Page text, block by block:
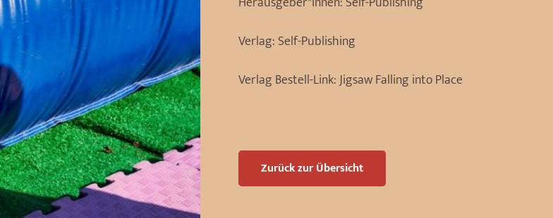
Verlag: Self-Publishing
Verlag Bestell-Link:Jigsaw Falling into Place
Zurück zur Übersicht